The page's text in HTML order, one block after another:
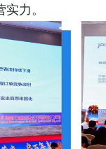
力。